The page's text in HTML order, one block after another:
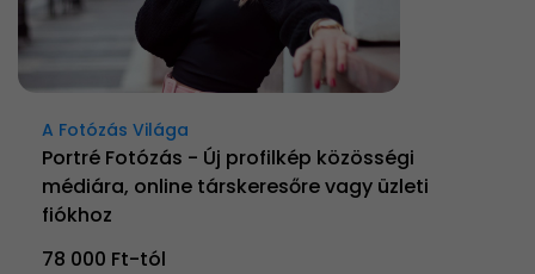
A Fotózás Világa
Portré Fotózás - Új profilkép közösségi
médiára, online társkeresőre vagy üzleti
fiókhoz
78 000 Ft-tól